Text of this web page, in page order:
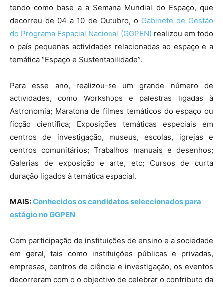
tendo como base a a Semana Mundial do Espaço, que
decorreu de 04 a 10 de Outubro, o Gabinete de Gestão
do Programa Espacial Nacional (GGPEN) realizou em todo
o país pequenas actividades relacionadas ao espaço e a
temática “Espaço e Sustentabilidade”.
Para esse ano, realizou-se um grande número de
actividades, como Workshops e palestras ligadas à
Astronomia; Maratona de filmes temáticos do espaço ou
ficção científica; Exposições temáticas especiais em
centros de investigação, museus, escolas, igrejas e
centros comunitários; Trabalhos manuais e desenhos;
Galerias de exposição e arte, etc; Cursos de curta
duração ligados à temática espacial.
MAIS:Conhecidos os candidatos seleccionados para
estágio no GGPEN
Com participação de instituições de ensino e a sociedade
em geral, tais como instituições públicas e privadas,
empresas, centros de ciência e investigação, os eventos
decorreram com o o objectivo de celebrar o contributo da